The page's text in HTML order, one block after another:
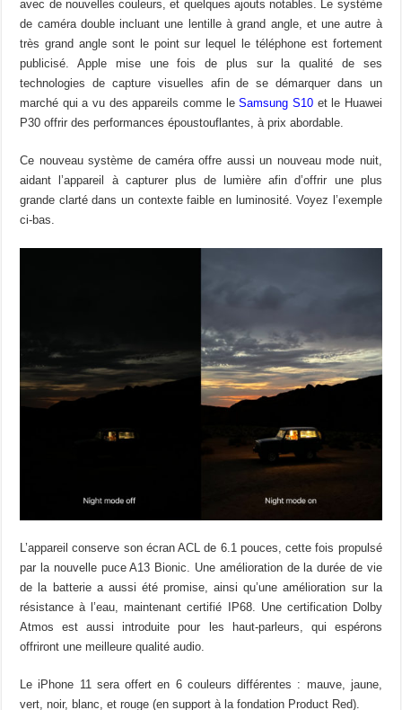
avec de nouvelles couleurs, et quelques ajouts notables. Le système
de caméra double incluant une lentille à grand angle, et une autre à
très grand angle sont le point sur lequel le téléphone est fortement
publicisé. Apple mise une fois de plus sur la qualité de ses
technologies de capture visuelles afin de se démarquer dans un
marché qui a vu des appareils comme leSamsung S10et le Huawei
P30 offrir des performances époustouflantes, à prix abordable.
Ce nouveau système de caméra offre aussi un nouveau mode nuit,
aidant l’appareil à capturer plus de lumière afin d’offrir une plus
grande clarté dans un contexte faible en luminosité. Voyez l’exemple
ci-bas.
L’appareil conserve son écran ACL de 6.1 pouces, cette fois propulsé
par la nouvelle puce A13 Bionic. Une amélioration de la durée de vie
de la batterie a aussi été promise, ainsi qu’une amélioration sur la
résistance à l’eau, maintenant certifié IP68. Une certification Dolby
Atmos est aussi introduite pour les haut-parleurs, qui espérons
offriront une meilleure qualité audio.
Le iPhone 11 sera offert en 6 couleurs différentes : mauve, jaune,
vert, noir, blanc, et rouge (en support à la fondation Product Red).